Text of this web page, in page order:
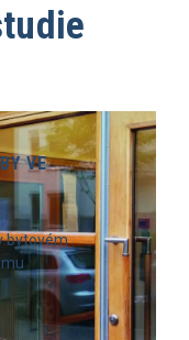
VE
bytovém